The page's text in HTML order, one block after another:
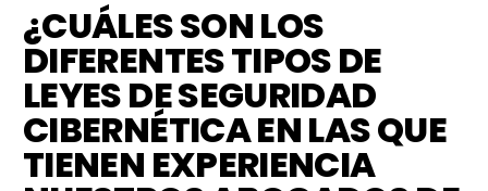
¿CUÁLES SON LOS
DIFERENTES TIPOS DE
LEYES DE SEGURIDAD
CIBERNÉTICA EN LAS QUE
TIENEN EXPERIENCIA